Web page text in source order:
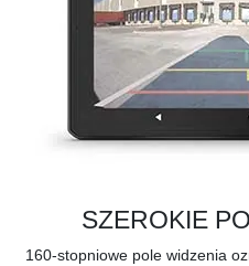
SZEROKIE
160-stopniowe pole widzenia